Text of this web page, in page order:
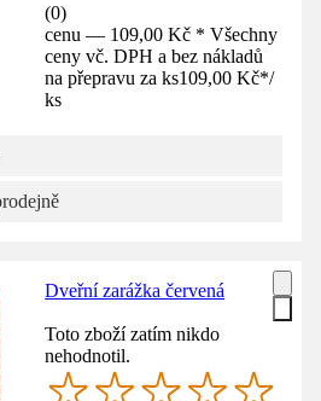
(0)
cenu — 109,00 Kč * Všechny
ceny vč. DPH a bez nákladů
na přepravu za ks109,00 Kč*/
ks
Dveřní zarážka červená
Toto zboží zatím nikdo
nehodnotil.